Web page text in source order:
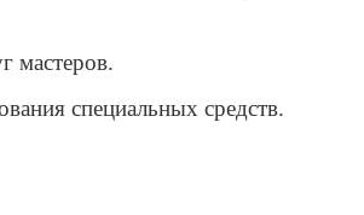
мастеров.
специальных средств.